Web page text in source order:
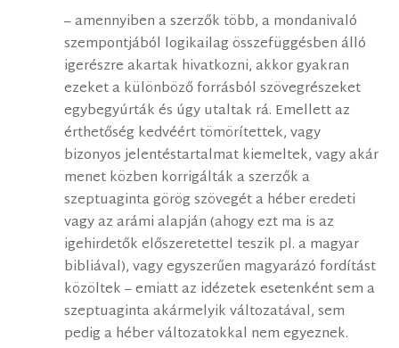
– amennyiben a szerzők több, a mondanivaló
szempontjából logikailag összefüggésben álló
igerészre akartak hivatkozni, akkor gyakran
ezeket a különböző forrásból szövegrészeket
egybegyúrták és úgy utaltak rá. Emellett az
érthetőség kedvéért tömörítettek, vagy
bizonyos jelentéstartalmat kiemeltek, vagy akár
menet közben korrigálták a szerzők a
szeptuaginta görög szövegét a héber eredeti
vagy az arámi alapján (ahogy ezt ma is az
igehirdetők előszeretettel teszik pl. a magyar
bibliával), vagy egyszerűen magyarázó fordítást
közöltek – emiatt az idézetek esetenként sem a
szeptuaginta akármelyik változatával, sem
pedig a héber változatokkal nem egyeznek.